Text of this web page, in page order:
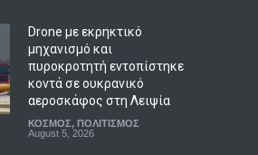
LIFESTYLE ,ΠΟΛΙΤΙΣΜΟΣ
August 6, 2026
Ημερήσιες προβλέψεις για
τα ζώδια
ΖΩΔΙΑ August 6, 2026
Drone με εκρηκτικό
μηχανισμό και
πυροκροτητή εντοπίστηκε
κοντά σε ουκρανικό
αεροσκάφος στη Λειψία
ΚΟΣΜΟΣ, ΠΟΛΙΤΙΣΜΟΣ
August 5, 2026